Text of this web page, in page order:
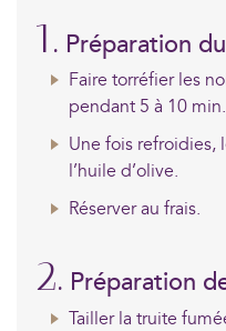
1. Préparation
Faire torréfier les
pendant 5 à 10 min.
Une fois refroidies,
l’huile d’olive.
Réserver au frais.
2. Préparation
Tailler la truite